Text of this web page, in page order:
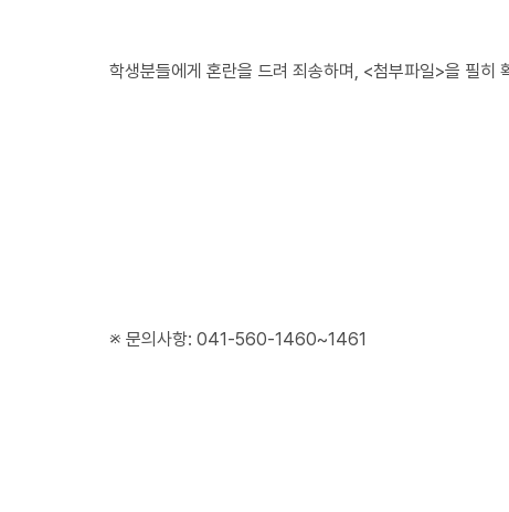
학생분들에게 혼란을 드려 죄송하며, <첨부파일>을 필히
※ 문의사항: 041-560-1460~1461